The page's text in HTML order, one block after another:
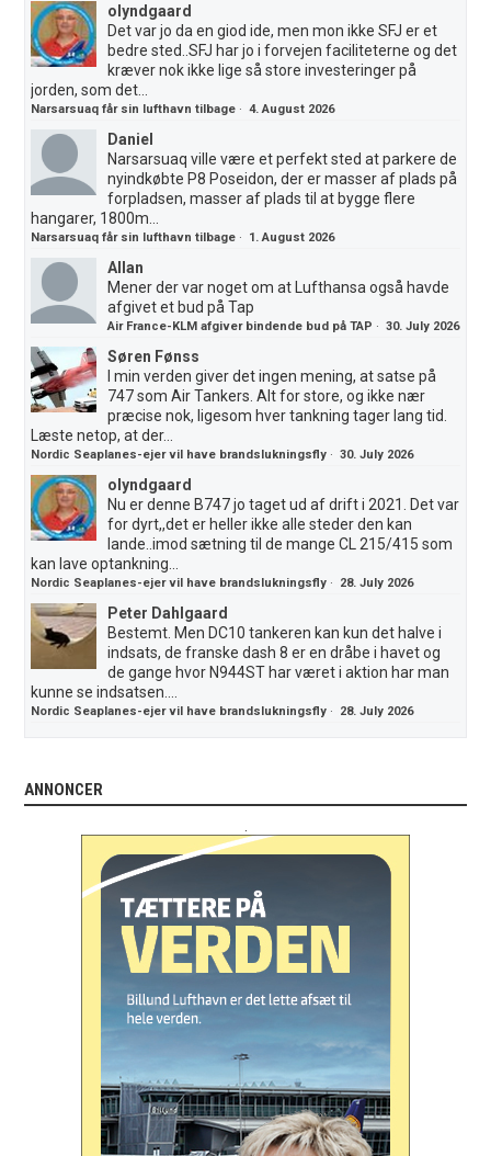
olyndgaard
Det var jo da en giod ide, men mon ikke SFJ er et
bedre sted..SFJ har jo i forvejen faciliteterne og det
kræver nok ikke lige så store investeringer på
jorden, som det...
Narsarsuaq får sin lufthavn tilbage ·4. August 2026
Daniel
Narsarsuaq ville være et perfekt sted at parkere de
nyindkøbte P8 Poseidon, der er masser af plads på
forpladsen, masser af plads til at bygge flere
hangarer, 1800m...
Narsarsuaq får sin lufthavn tilbage · 1. August 2026
Allan
Mener der var noget om at Lufthansa også havde
afgivet et bud på Tap
Air France-KLM afgiver bindende bud på TAP ·30. July 2026
Søren Fønss
I min verden giver det ingen mening, at satse på
747 som Air Tankers. Alt for store, og ikke nær
præcise nok, ligesom hver tankning tager lang tid.
Læste netop, at der...
Nordic Seaplanes-ejer vil have brandslukningsfly ·30. July 2026
olyndgaard
Nu er denne B747 jo taget ud af drift i 2021. Det var
for dyrt,,det er heller ikke alle steder den kan
lande..imod sætning til de mange CL 215/415 som
kan lave optankning...
Nordic Seaplanes-ejer vil have brandslukningsfly · 28. July 2026
Peter Dahlgaard
Bestemt. Men DC10 tankeren kan kun det halve i
indsats, de franske dash 8 er en dråbe i havet og
de gange hvor N944ST har været i aktion har man
kunne se indsatsen....
Nordic Seaplanes-ejer vil have brandslukningsfly · 28. July 2026
ANNONCER